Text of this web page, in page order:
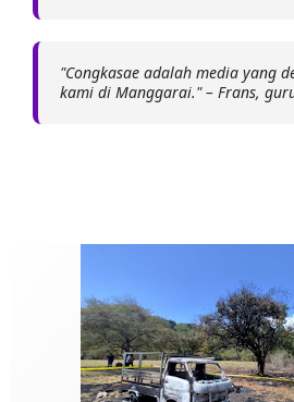
"Congkasae adalah media yang
kami di Manggarai." – Frans,